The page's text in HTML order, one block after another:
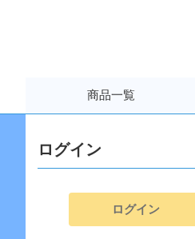
商品一覧
ログイン
ログイン